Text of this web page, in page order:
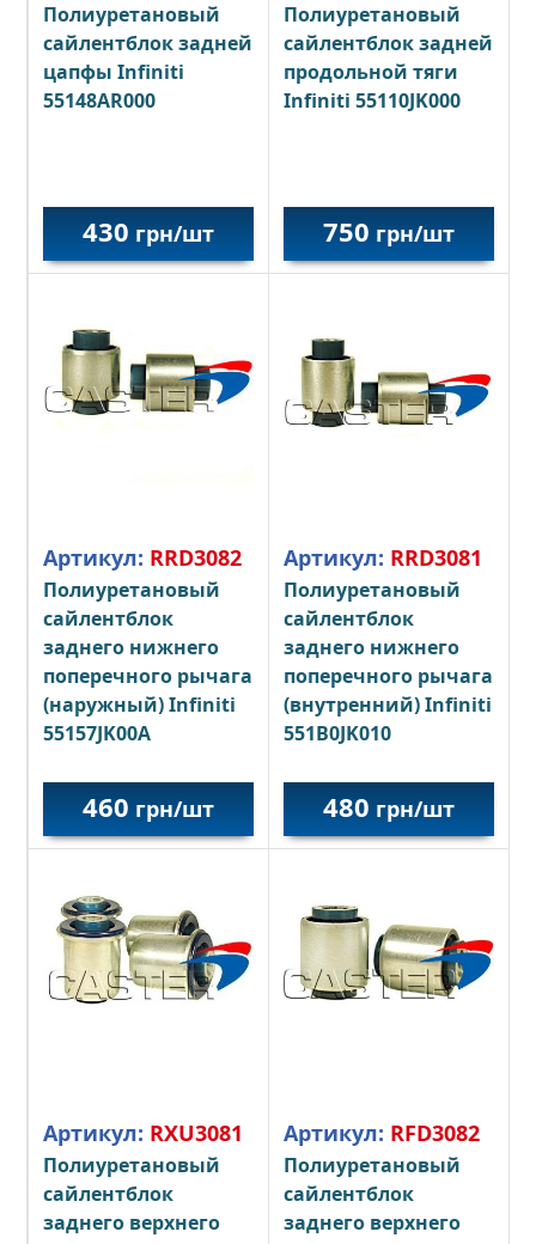
Полиуретановый
сайлентблок задней
цапфы Infiniti
55148AR000
430 грн/шт
Полиуретановый
сайлентблок задней
продольной тяги
Infiniti 55110JK000
750 грн/шт
Артикул: RRD3082
Полиуретановый
сайлентблок
заднего нижнего
поперечного рычага
(наружный)Infiniti
55157JK00A
460 грн/шт
Артикул: RRD3081
Полиуретановый
сайлентблок
заднего нижнего
поперечного рычага
(внутренний)Infiniti
551B0JK010
480 грн/шт
Артикул: RXU3081
Полиуретановый
сайлентблок
заднего верхнего
Артикул: RFD3082
Полиуретановый
сайлентблок
заднего верхнего